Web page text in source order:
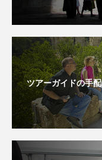
ツアーガイドの手配